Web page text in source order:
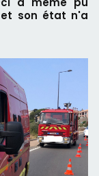
son état n'a